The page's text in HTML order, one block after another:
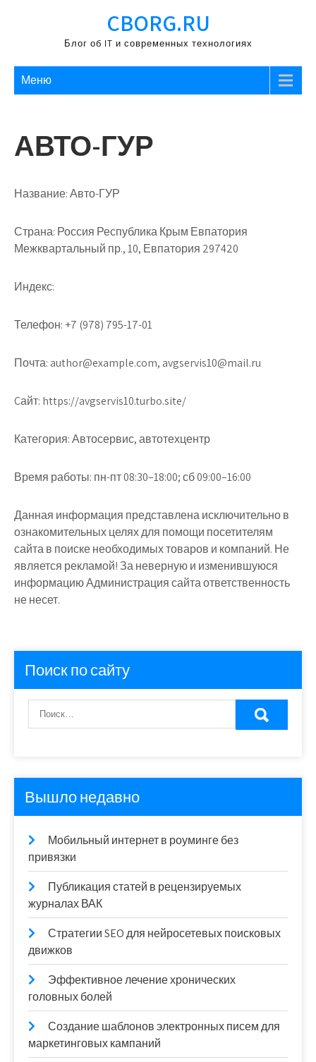
содержимому
CBORG.RU
Блог об IT и современных технологиях
Меню
АВТО-ГУР
Название:Авто-ГУР
Страна: Россия Республика Крым Евпатория
Межквартальный пр., 10, Евпатория 297420
Индекс:
Телефон: +7 (978) 795-17-01
Почта: author@example.com, avgservis10@mail.ru
Cайт: https://avgservis10.turbo.site/
Категория:Автосервис, автотехцентр
Время работы: пн-пт 08:30–18:00; сб 09:00–16:00
Данная информация представлена исключительно в
ознакомительных целях для помощи посетителям
сайта в поиске необходимых товаров и компаний. Не
является рекламой! За неверную и изменившуюся
информацию Администрация сайта ответственность
не несет.
Поиск по сайту
Вышло недавно
Мобильный интернет в роуминге без
привязки
Публикация статей в рецензируемых
журналах ВАК
Стратегии SEO для нейросетевых поисковых
движков
Эффективное лечение хронических
головных болей
Создание шаблонов электронных писем для
маркетинговых кампаний